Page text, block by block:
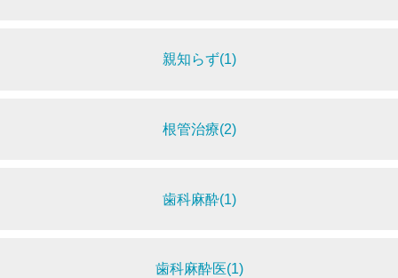
親知らず(1)
根管治療(2)
歯科麻酔(1)
歯科麻酔医(1)